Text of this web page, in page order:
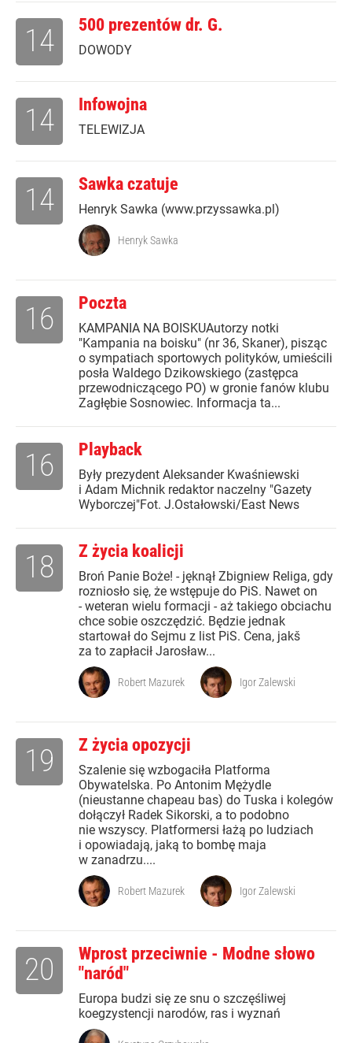
500 prezentów dr. G.
DOWODY
14
Infowojna
TELEWIZJA
14
Sawka czatuje
Henryk Sawka (www.przyssawka.pl)
14
Henryk Sawka
Poczta
KAMPANIA NA BOISKUAutorzy notki
"Kampania na boisku" (nr 36, Skaner), pisząc
o sympatiach sportowych polityków, umieścili
posła Waldego Dzikowskiego (zastępca
przewodniczącego PO) w gronie fanów klubu
Zagłębie Sosnowiec. Informacja ta...
16
Playback
Były prezydent Aleksander Kwaśniewski
i Adam Michnik redaktor naczelny "Gazety
Wyborczej"Fot. J.Ostałowski/East News
16
Z życia koalicji
Broń Panie Boże! - jęknął Zbigniew Religa, gdy
rozniosło się, że wstępuje do PiS. Nawet on
- weteran wielu formacji - aż takiego obciachu
chce sobie oszczędzić. Będzie jednak
startował do Sejmu z list PiS. Cena, jakš
za to zapłacił Jarosław...
18
Robert Mazurek Igor Zalewski
Z życia opozycji
Szalenie się wzbogaciła Platforma
Obywatelska. Po Antonim Mężydle
(nieustanne chapeau bas) do Tuska i kolegów
dołączył Radek Sikorski, a to podobno
nie wszyscy. Platformersi łażą po ludziach
i opowiadają, jaką to bombę maja
w zanadrzu....
19
Robert Mazurek Igor Zalewski
Wprost przeciwnie - Modne słowo
"naród"
Europa budzi się ze snu o szczęśliwej
koegzystencji narodów, ras i wyznań
20